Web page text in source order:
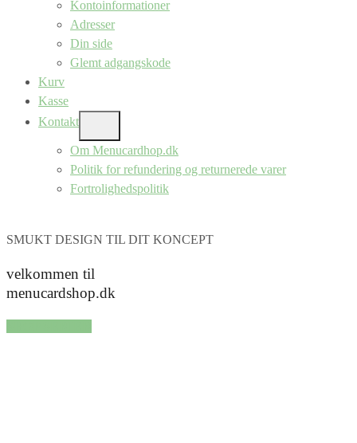
Kontoinformationer
Adresser
Din side
Glemt adgangskode
Kurv
Kasse
Kontakt
SUB
MENU
Om Menucardhop.dk
Politik for refundering og returnerede varer
Fortrolighedspolitik
SMUKT DESIGN TIL DIT KONCEPT
velkommen til
menucardshop.dk